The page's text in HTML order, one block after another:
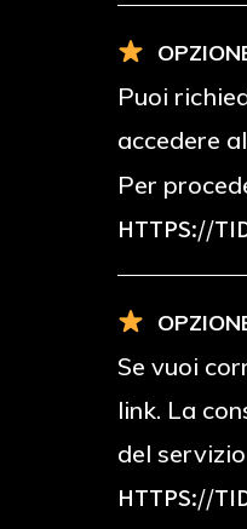
Puoi
accedere
Per
HTTPS://
Se vuoi
link. La
del
HTTPS://